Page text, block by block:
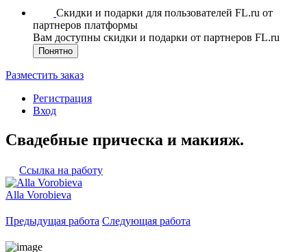
Скидки и подарки для пользователей FL.ru от
партнеров платформы
Вам доступны скидки и подарки от партнеров FL.ru
Понятно
Разместить заказ
Регистрация
Вход
Свадебные прическа и макияж.
Ссылка на работу
Alla Vorobieva
Предыдущая работа Следующая работа